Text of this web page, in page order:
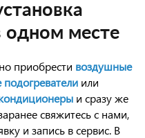
одном месте
приобрести воздушные
или
и сразу же
свяжитесь с нами,
и запись в сервис. В